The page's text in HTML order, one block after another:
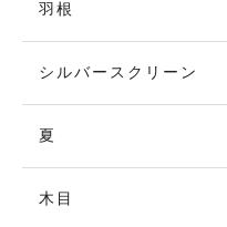
羽根
シルバースクリーン
夏
木目